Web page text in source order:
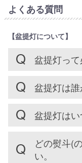
よくある質問
【盆提灯について】
盆提灯って
盆提灯は誰
盆提灯は
どの熨斗(
い。